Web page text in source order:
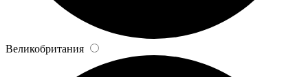
Великобритания